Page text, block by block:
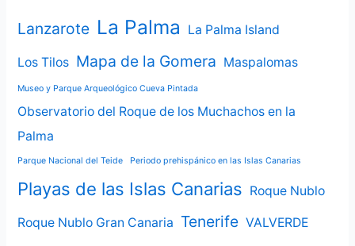
Lanzarote La Palma La Palma Island
Los Tilos Mapa de la Gomera Maspalomas
Museo y Parque Arqueológico Cueva Pintada
Observatorio del Roque de los Muchachos en la
Palma
Parque Nacional del Teide Periodo prehispánico en las Islas Canarias
Playas de las Islas Canarias Roque Nublo
Roque Nublo Gran Canaria Tenerife VALVERDE